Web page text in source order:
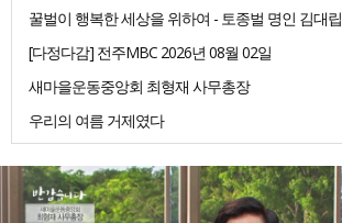
꿀벌이 행복한 세상을 위하여 - 토종벌 명인 김대립
[다정다감] 전주MBC 2026년 08월 02일
새마을운동중앙회 최형재 사무총장
우리의 여름 거제였다